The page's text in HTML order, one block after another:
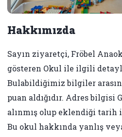
Hakkımızda
Sayın ziyaretçi, Fröbel
gösteren Okul ile ilgili
Bulabildiğimiz bilgiler
puan aldığıdır. Adres bilgisi
alınmış olup eklendiği tarih
Bu okul hakkında yanlış